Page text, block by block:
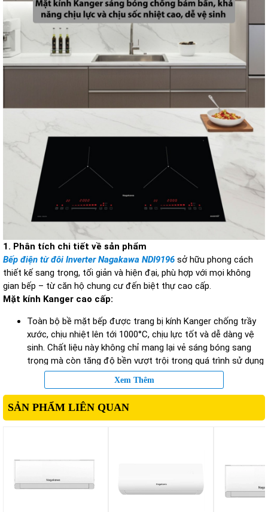
1. Phân tích chi tiết về sản phẩm
Bếp điện từ đôi Inverter Nagakawa NDI9196 sở hữu phong cách
thiết kế sang trọng, tối giản và hiện đại, phù hợp với mọi không
gian bếp – từ căn hộ chung cư đến biệt thự cao cấp.
Mặt kính Kanger cao cấp:
Toàn bộ bề mặt bếp được trang bị kính Kanger chống trầy
xước, chịu nhiệt lên tới 1000°C, chịu lực tốt và dễ dàng vệ
sinh. Chất liệu này không chỉ mang lại vẻ sáng bóng sang
trọng mà còn tăng độ bền vượt trội trong quá trình sử dụng
lâu dài.
Bảng điều khiển cảm ứng trượt (Slide Touch Control):
Bếp điện từ Inverternày trang bị hai bảng điều khiển riêng
trượt, bạn có thể tùy chỉnh công suất, chọn chế độ nấu
Thiết kế âm bàn gọn gàng:
Xem Thêm
SẢN PHẨM LIÊN QUAN